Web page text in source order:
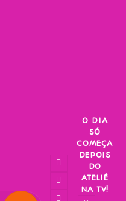
O DIA
SÓ
COMEÇA
DEPOIS
DO
ATELIÊ
NA TV!